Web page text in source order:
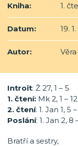
Kniha: 1.
Datum: 19.
Autor:
Introit: Ž 27, 1 – 5
1. čtení: Mk 2, 1 – 12
2. čtení: 1. Jan 1, 5
Poslání: 1. Jan 2, 8
Bratří a sestry,